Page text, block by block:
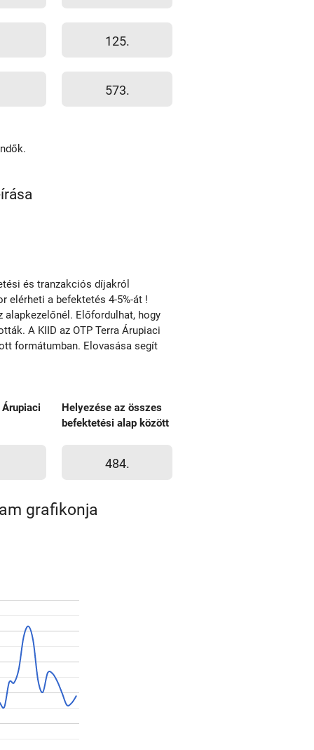
125.
573.
és tranzakciós díjakról
elérheti a befektetés 4-5%-át !
Előfordulhat, hogy
A KIID az OTP Terra Árupiaci
formátumban. Elovasása segít
Helyezése az összes
befektetési alap között
484.
grafikonja